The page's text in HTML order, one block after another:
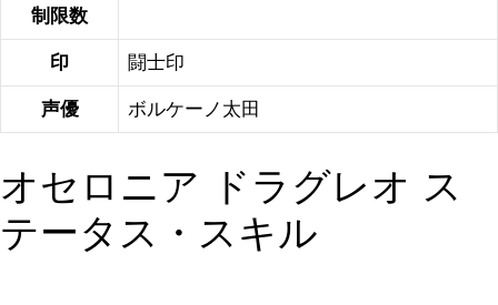
制限数
印 闘士印
声優 ボルケーノ太田
オセロニア ドラグレオ ス
テータス・スキル